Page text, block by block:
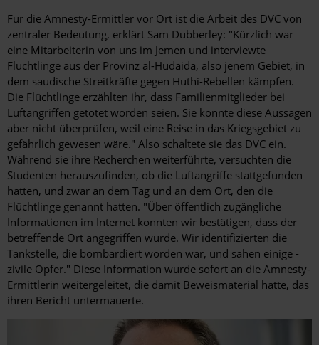
Für die Amnesty-Ermittler vor Ort ist die Arbeit des DVC von
zentraler Bedeutung, erklärt Sam Dubberley: "Kürzlich war
eine Mitarbeiterin von uns im Jemen und interviewte
Flüchtlinge aus der Provinz al-Hudaida, also jenem Gebiet, in
dem saudische Streitkräfte gegen Huthi-Rebellen kämpfen.
Die Flüchtlinge erzählten ihr, dass Familienmitglieder bei
Luftangriffen getötet worden seien. Sie konnte diese Aussagen
aber nicht überprüfen, weil eine Reise in das Kriegsgebiet zu
gefährlich gewesen wäre." Also schaltete sie das DVC ein.
Während sie ihre Recherchen weiterführte, versuchten die
Studenten herauszufinden, ob die Luftangriffe stattgefunden
hatten, und zwar an dem Tag und an dem Ort, den die
Flüchtlinge genannt hatten. "Über öffentlich zugängliche
Informationen im Internet konnten wir bestätigen, dass der
betreffende Ort angegriffen wurde. Wir identifizierten die
Tankstelle, die bombardiert worden war, und sahen einige ­
zivile Opfer." Diese Information wurde sofort an die Amnesty-
Ermittlerin weitergeleitet, die damit Beweismaterial hatte, das
ihren Bericht untermauerte.